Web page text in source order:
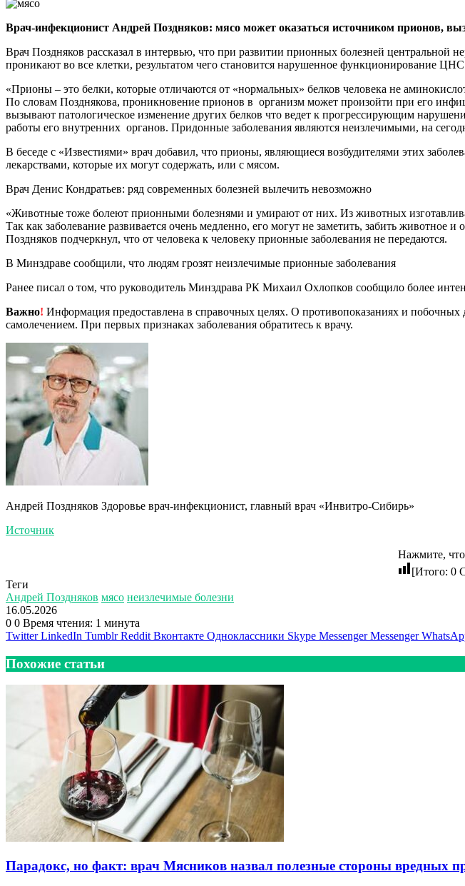
Врач-инфекционист Андрей Поздняков: мясо может оказаться источником прионов,
Врач Поздняков рассказал в интервью, что при развитии прионных болезней
проникают во все клетки, результатом чего становится нарушенное функционирование
«Прионы – это белки, которые отличаются от «нормальных» белков человека не
По словам Позднякова, проникновение прионов в организм может произойти при его
вызывают патологическое изменение других белков что ведет к прогрессирующим
работы его внутренних органов. Придонные заболевания являются неизлечимыми, на
В беседе с «Известиями» врач добавил, что прионы, являющиеся возбудителями этих
лекарствами, которые их могут содержать, или с мясом.
Врач Денис Кондратьев: ряд современных болезней вылечить невозможно
«Животные тоже болеют прионными болезнями и умирают от них. Из животных
Так как заболевание развивается очень медленно, его могут не заметить, забить животное
Поздняков подчеркнул, что от человека к человеку прионные заболевания не передаются.
В Минздраве сообщили, что людям грозят неизлечимые прионные заболевания
Ранее писал о том, что руководитель Минздрава РК Михаил Охлопков сообщило более
Важно! Информация предоставлена в справочных целях. О противопоказаниях и побочных
самолечением. При первых признаках заболевания обратитесь к врачу.
Андрей Поздняков Здоровье врач-инфекционист, главный врач «Инвитро-Сибирь»
Источник
Нажмите,
[Итого: 0
Теги
Андрей Поздняков мясо неизлечимые болезни
16.05.2026
0 0 Время чтения: 1 минута
Twitter LinkedIn Tumblr Reddit Вконтакте Одноклассники Skype Messenger Messenger
Похожие статьи
Парадокс, но факт: врач Мясников назвал полезные стороны вредных